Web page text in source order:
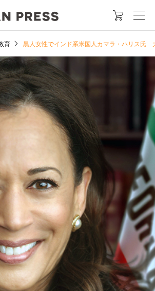

育 黒人女性でインド系米国人カマラ・ハリス氏